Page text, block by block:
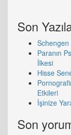
Son
Schengen
Paranın
İlkesi
Hisse
Etkileri
İşinize
Son